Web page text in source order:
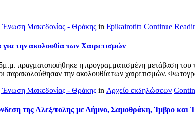
Ένωση Μακεδονίας - Θράκης in Epikairotita Continue
για την ακολουθία των Χαιρετισμών
πραγματοποιήθηκε η προγραμματισμένη μετάβαση
παρακολούθησαν την ακολουθία των χαιρετισμών.
Ένωση Μακεδονίας - Θράκης in Αρχείο εκδηλώσεων
της Αλεξ/πολης με Λήμνο, Σαμοθράκη, Ίμβρο και